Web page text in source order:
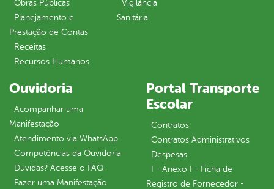
Obras Públicas
Planejamento e
Prestação de Contas
Receitas
Recursos Humanos
Vigilância
Sanitária
Ouvidoria
Acompanhar uma
Manifestação
Atendimento via WhatsApp
Competências da Ouvidoria
Dúvidas? Acesse o FAQ
Fazer uma Manifestação
Portal Transporte
Escolar
Contratos
Contratos Administrativos
Despesas
I - Anexo I - Ficha de
Registro de Fornecedor -